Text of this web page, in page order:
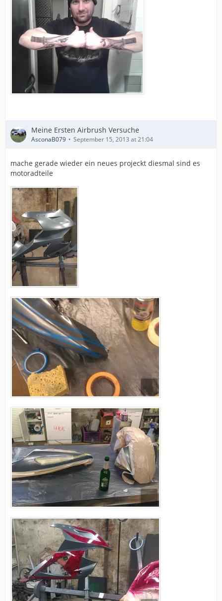
Meine Ersten Airbrush Versuche
AsconaB079 September 15, 2013 at 21:04
mache gerade wieder ein neues projeckt diesmal sind es
motoradteile